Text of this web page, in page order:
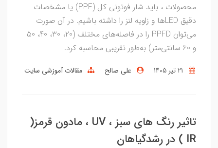
محصولات ، باید شار فوتونی کل (PPF) یا مشخصات
دقیق LEDها و زاویه لنز را داشته باشیم. در آن صورت
می‌توان PPFD را در فاصله‌های مختلف (20، 30، 40، 50
و 60 سانتی‌متر) به‌طور تقریبی محاسبه کرد.
علی صالح مقالات آموزشی سایت
تاثیر رنگ های سبز ، UV ، مادون قرمز(
IR ) در رشدگیاهان